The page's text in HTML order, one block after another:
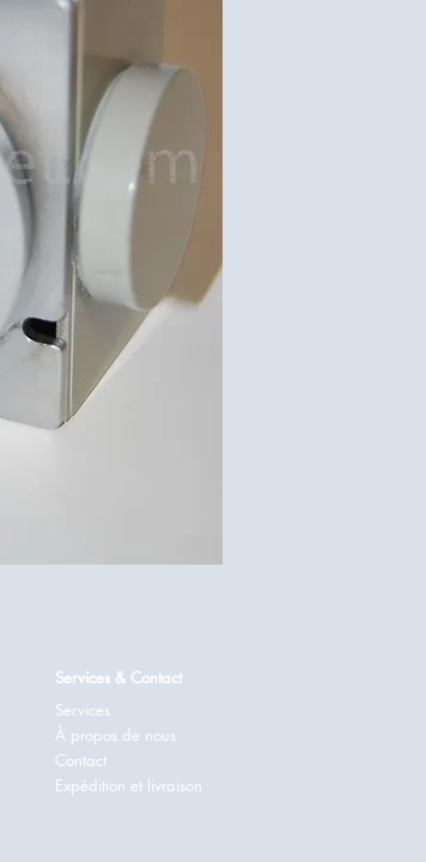
Services & Contact
Services
À propos de nous
Contact
Expédition et livraison